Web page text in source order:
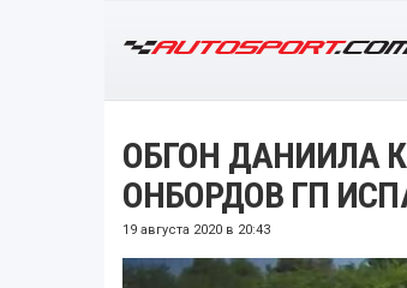
ОБГОН ДАНИИЛА
ОНБОРДОВ ГП
19 августа 2020 в 20:43